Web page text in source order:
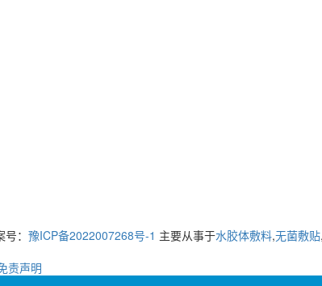
： 豫ICP备2022007268号-1 主要从事于水胶体敷料,无菌敷贴,
责声明